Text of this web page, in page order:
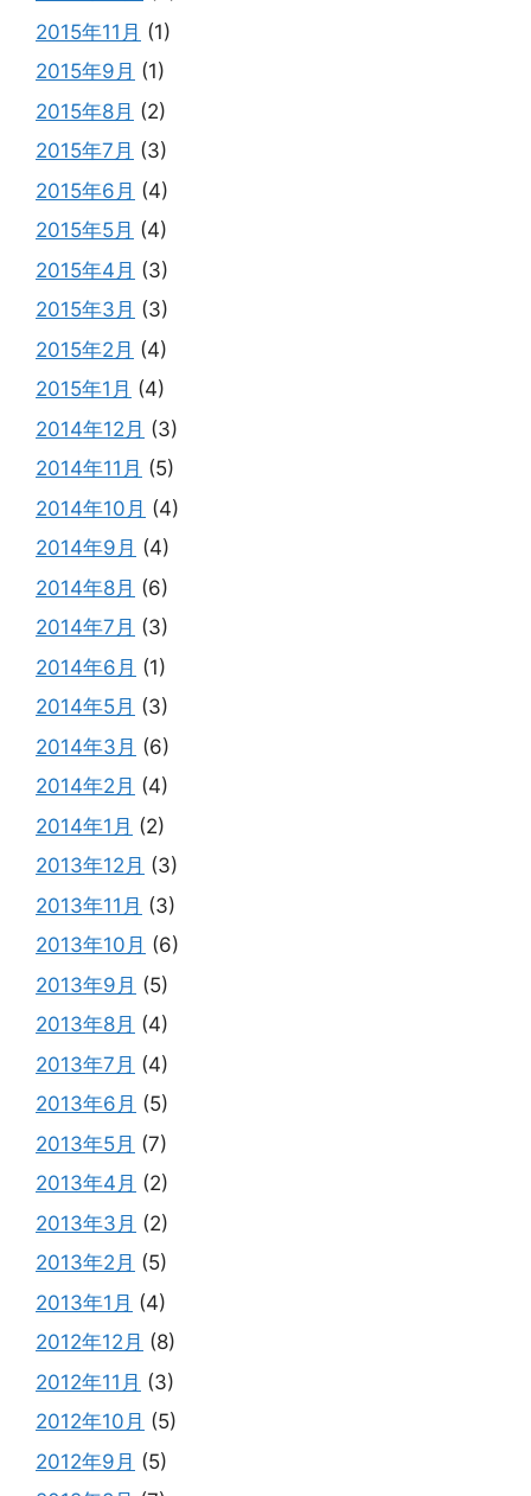
2015年11月 (1)
2015年9月 (1)
2015年8月 (2)
2015年7月 (3)
2015年6月 (4)
2015年5月 (4)
2015年4月 (3)
2015年3月 (3)
2015年2月 (4)
2015年1月 (4)
2014年12月 (3)
2014年11月 (5)
2014年10月 (4)
2014年9月 (4)
2014年8月 (6)
2014年7月 (3)
2014年6月 (1)
2014年5月 (3)
2014年3月 (6)
2014年2月 (4)
2014年1月 (2)
2013年12月 (3)
2013年11月 (3)
2013年10月 (6)
2013年9月 (5)
2013年8月 (4)
2013年7月 (4)
2013年6月 (5)
2013年5月 (7)
2013年4月 (2)
2013年3月 (2)
2013年2月 (5)
2013年1月 (4)
2012年12月 (8)
2012年11月 (3)
2012年10月 (5)
2012年9月 (5)